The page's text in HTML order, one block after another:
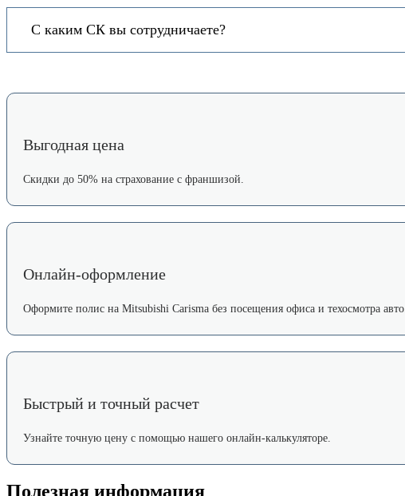
С каким СК вы сотрудничаете?
Выгодная цена
Скидки до 50% на страхование с франшизой.
Онлайн-оформление
Оформите полис на Mitsubishi Carisma без посещения офиса и техосмотра авто.
Быстрый и точный расчет
Узнайте точную цену с помощью нашего онлайн-калькуляторе.
Полезная информация